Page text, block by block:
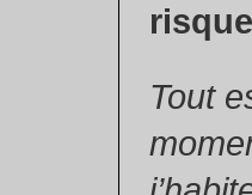
Tout